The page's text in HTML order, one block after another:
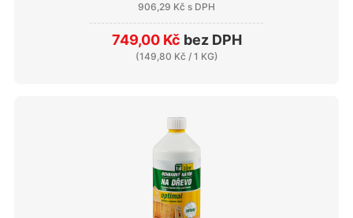
906,29 Kč s DPH
749,00 Kč bez DPH
(149,80 Kč / 1 KG)